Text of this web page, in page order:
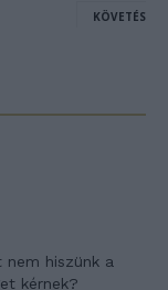
KÖVETÉS
hiszünk a
kérnek?